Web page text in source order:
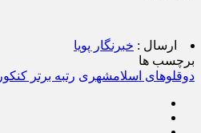
ارسال : خبرنگار پویا
برچسب ها
دوقلوهای اسلامشهری رتبه برتر کنکور